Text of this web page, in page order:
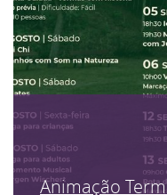
Animação